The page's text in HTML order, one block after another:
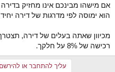
אם מישהו מבינכם אינו מחזיק
הוא ימוסה לפי מדרגות של דירה
מכיוון שאתה בעלים של דירה,
רכישה של 8% על חלקך.
עליך להתחבר או